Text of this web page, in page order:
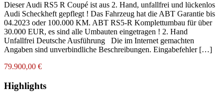
Dieser Audi RS5 R Coupé ist aus 2. Hand, unfallfrei und lückenlos
Audi Scheckheft gepflegt ! Das Fahrzeug hat die ABT Garantie bis
04.2023 oder 100.000 KM. ABT RS5-R Komplettumbau für über
30.000 EUR, es sind alle Umbauten eingetragen ! 2. Hand
Unfallfrei Deutsche Ausführung Die im Internet gemachten
Angaben sind unverbindliche Beschreibungen. Eingabefehler […]
79.900,00 €
Highlights